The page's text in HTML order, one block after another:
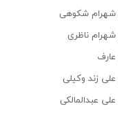
شکوهی
ناظری
زند وکیلی
عبدالمالکی